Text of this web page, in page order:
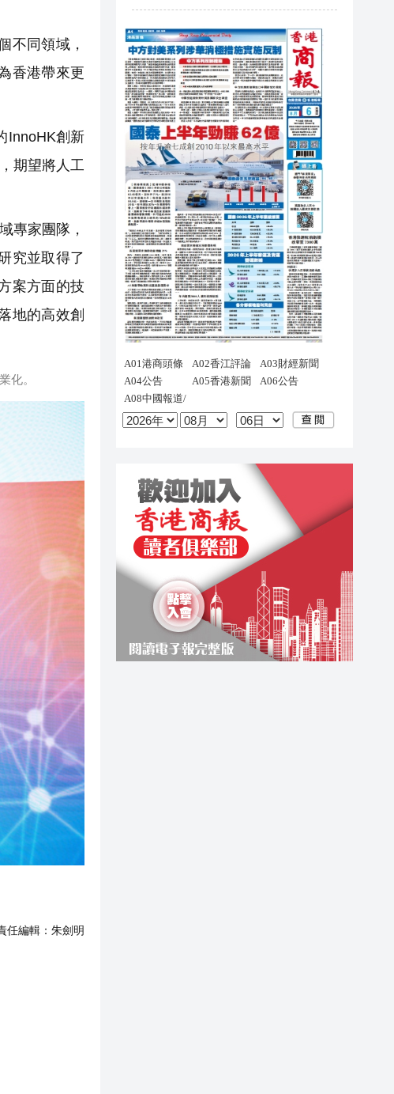
不同領域，
香港帶來更
InnoHK創新
期望將人工
專家團隊，
究並取得了
案方面的技
地的高效創
化。
任編輯： 朱劍明